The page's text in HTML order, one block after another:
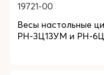
19721-00
Весы настольные
РН-3Ц13УМ и РН-